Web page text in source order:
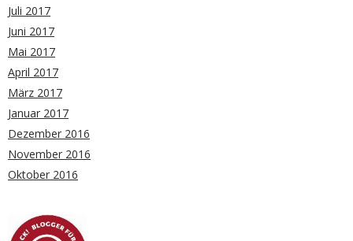
Juli 2017
Juni 2017
Mai 2017
April 2017
März 2017
Januar 2017
Dezember 2016
November 2016
Oktober 2016